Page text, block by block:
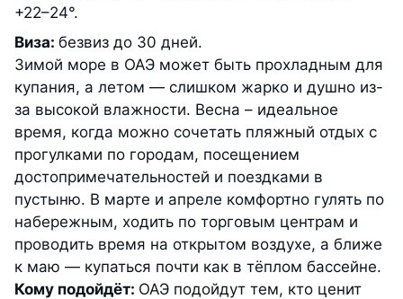
+22–24°.
Виза: безвиз до 30 дней.
Зимой море в ОАЭ может быть прохладным для
купания, а летом — слишком жарко и душно из-
за высокой влажности. Весна – идеальное
время, когда можно сочетать пляжный отдых с
прогулками по городам, посещением
достопримечательностей и поездками в
пустыню. В марте и апреле комфортно гулять по
набережным, ходить по торговым центрам и
проводить время на открытом воздухе, а ближе
к маю — купаться почти как в тёплом бассейне.
Кому подойдёт: ОАЭ подойдут тем, кто ценит